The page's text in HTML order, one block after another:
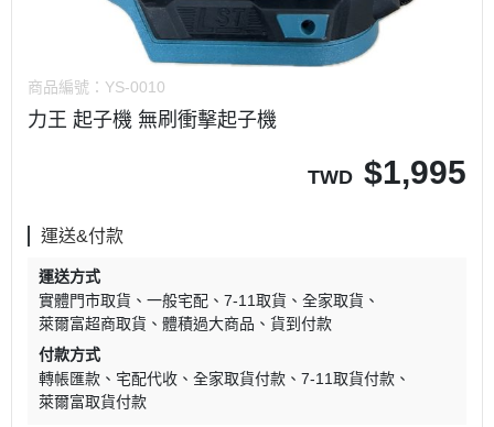
商品編號： YS-0010
力王 起子機 無刷衝擊起子機
TWD $1,995
運送&付款
運送方式
實體門市取貨
一般宅配 7-11取貨
全家取貨
萊爾富超商取貨
體積過大商品
貨到付款
付款方式
轉帳匯款
宅配代收 全家取貨付款
7-11取貨付款
萊爾富取貨付款